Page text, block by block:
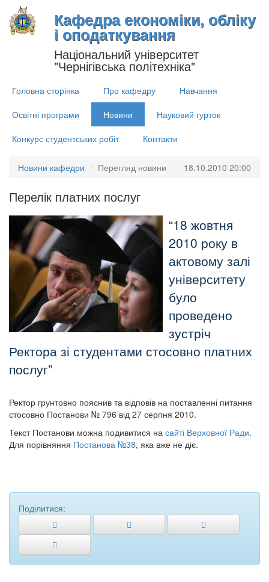
Кафедра економіки, обліку
і оподаткування
Національний університет
"Чернігівська політехніка"
Головна сторінка Про кафедру
Навчання
Освітні програми
Новини
Науковий гурток
Конкурс студентських робіт
Контакти
Новини кафедри Перегляд новини 18.10.2010 20:00
Перелік платних послуг
18 жовтня
2010 року в
актовому залі
університету
було
проведено
зустріч
Ректора зі студентами стосовно платних
послуг
Ректор грунтовно пояснив та відповів на поставленні питання
стосовно Постанови № 796 від 27 серпня 2010.
Текст Постанови можна подивитися на сайті Верховної Ради.
Для порівняння Постанова №38, яка вже не діє.
Поділитися: